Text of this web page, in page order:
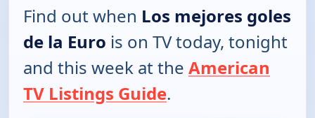
Find out when Los mejores goles
de la Euro is on TV today, tonight
and this week at the American
TV Listings Guide.